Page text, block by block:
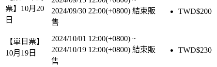
票】10月20
日
2024/09/30 22:00(+0800) 結束販
售
TWD$200
【單日票】
10月19日
2024/10/01 12:00(+0800) ~
2024/10/19 12:00(+0800) 結束販
售
TWD$230